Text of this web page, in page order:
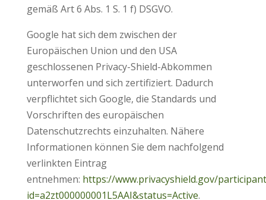
gemäß Art 6 Abs. 1 S. 1 f) DSGVO.
Google hat sich dem zwischen der
Europäischen Union und den USA
geschlossenen Privacy-Shield-Abkommen
unterworfen und sich zertifiziert. Dadurch
verpflichtet sich Google, die Standards und
Vorschriften des europäischen
Datenschutzrechts einzuhalten. Nähere
Informationen können Sie dem nachfolgend
verlinkten Eintrag
entnehmen: https://www.privacyshield.gov/
id=a2zt000000001L5AAI&status=Active.